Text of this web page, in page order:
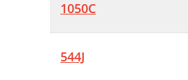
1050C
544J